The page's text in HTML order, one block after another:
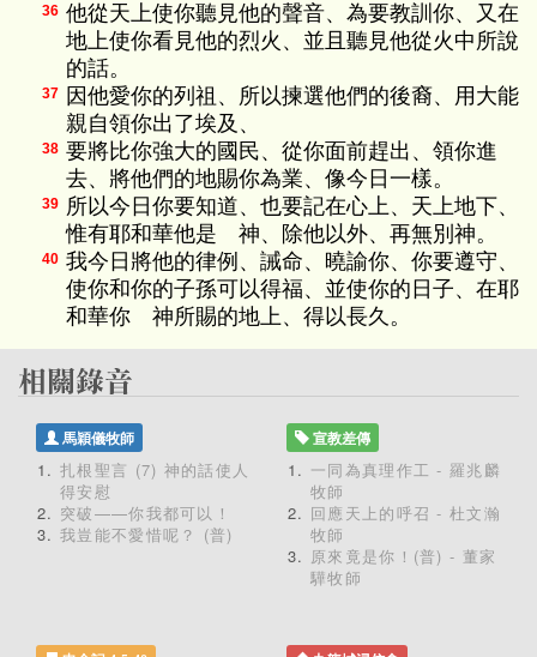
36 他從天上使你聽見他的聲音、為要教訓你、又在
地上使你看見他的烈火、並且聽見他從火中所說
的話。
37
因他愛你的列祖、所以揀選他們的後裔、用大能
親自領你出了埃及、
38 要將比你強大的國民、從你面前趕出、領你進
去、將他們的地賜你為業、像今日一樣。
39 所以今日你要知道、也要記在心上、天上地下、
惟有耶和華他是 神、除他以外、再無別神。
40 我今日將他的律例、誡命、曉諭你、你要遵守、
使你和你的子孫可以得福、並使你的日子、在耶
和華你 神所賜的地上、得以長久。
馬穎儀牧師
扎根聖言 (7) 神的話使人
得安慰
突破——你我都可以！
我豈能不愛惜呢？ (普)
宣教差傳
一同為真理作工 - 羅兆麟
牧師
回應天上的呼召 - 杜文瀚
牧師
原來竟是你！(普) - 董家
驊牧師